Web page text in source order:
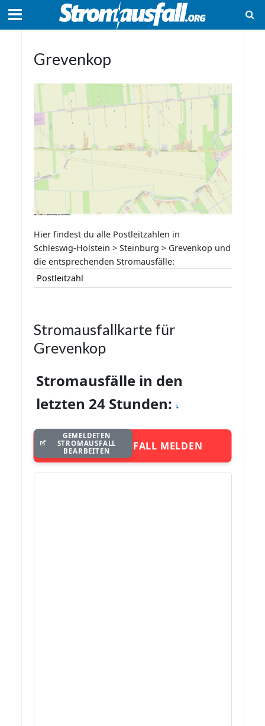
Grevenkop
Hier findest du alle Postleitzahlen in
Schleswig-Holstein > Steinburg > Grevenkop und
die entsprechenden Stromausfälle:
Postleitzahl
Stromausfallkarte für
Grevenkop
Stromausfälle in den
letzten 24 Stunden:
STROMAUSFALL MELDEN
GEMELDETEN
STROMAUSFALL
BEARBEITEN